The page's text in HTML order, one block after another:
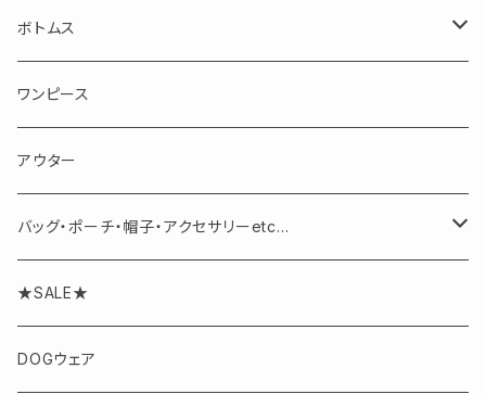
長袖
半袖・ノースリーブ
ボトムス
スカート
パンツ
ワンピース
アウター
バッグ・ポーチ・帽子・アクセサリーetc...
アクセサリー
★SALE★
DOGウェア